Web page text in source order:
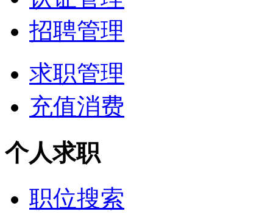
招聘管理
求职管理
充值消费
个人求职
职位搜索